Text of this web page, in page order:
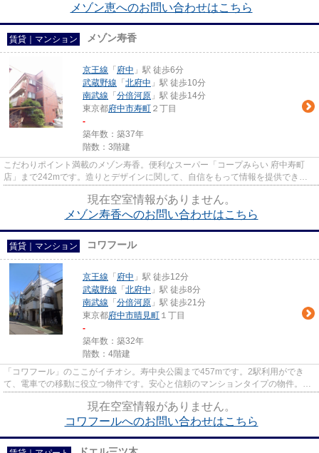
メゾン恵へのお問い合わせはこちら
賃貸｜マンション メゾン寿香
京王線 「 府中 」駅 徒歩6分
武蔵野線 「 北府中 」駅 徒歩10分
南武線 「 分倍河原 」駅 徒歩14分
東京都府中市寿町 ２丁目
-
築年数：築37年
階数：3階建
こだわりポイント満載のメゾン寿香。便利なスーパー「コープみらい 府中寿町
店」まで242mです。造りとデザインに関して、自信をもって情報を提供できる
現在空室情報がありません。
メゾン寿香へのお問い合わせはこちら
賃貸｜マンション コワフール
京王線 「 府中 」駅 徒歩12分
武蔵野線 「 北府中 」駅 徒歩8分
南武線 「 分倍河原 」駅 徒歩21分
東京都府中市晴見町 １丁目
-
築年数：築32年
階数：4階建
「コワフール」のここがイチオシ。寿中央公園まで457mです。2駅利用ができ
て、電車での移動に役立つ物件です。安心と信頼のマンションタイプの物件。
現在空室情報がありません。
コワフールへのお問い合わせはこちら